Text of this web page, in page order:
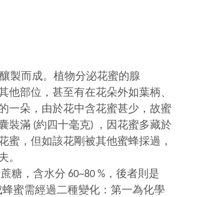
製而成。植物分泌花蜜的腺
部位，甚至有在花朵外如葉柄、
一朵，由於花中含花蜜甚少，故蜜
裝滿 (約四十毫克) ，因花蜜多藏於
蜜，但如該花剛被其他蜜蜂採過，
。
，含水分 60~80 %，後者則是
蜜需經過二種變化：第一為化學